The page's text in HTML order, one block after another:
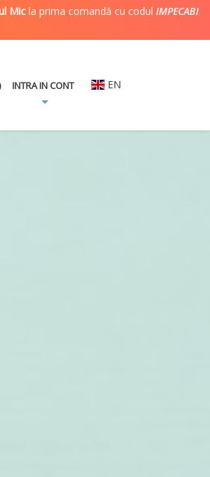
! Valabil doar înBucurești și Ilfov.
INTRA IN CONT EN